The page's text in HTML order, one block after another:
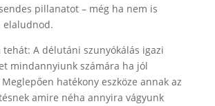
pillanatot – még ha nem is
elaludnod.
tehát: A délutáni szunyókálás igazi
mindannyiunk számára ha jól
hatékony eszköze annak az
amire néha annyira vágyunk